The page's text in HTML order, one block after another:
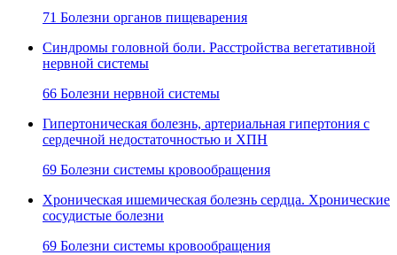
71 Болезни органов пищеварения
Синдромы головной боли. Расстройства вегетативной
нервной системы
66 Болезни нервной системы
Гипертоническая болезнь, артериальная гипертония с
сердечной недостаточностью и ХПН
69 Болезни системы кровообращения
Хроническая ишемическая болезнь сердца. Хронические
сосудистые болезни
69 Болезни системы кровообращения